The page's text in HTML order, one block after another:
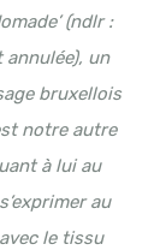
(ndlr :
un
bruxellois
notre autre
à lui au
au
le tissu